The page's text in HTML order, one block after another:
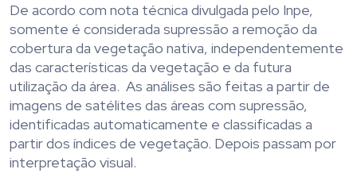
De acordo com nota técnica divulgada pelo Inpe,
somente é considerada supressão a remoção da
cobertura da vegetação nativa, independentemente
das características da vegetação e da futura
utilização da área. As análises são feitas a partir de
imagens de satélites das áreas com supressão,
identificadas automaticamente e classificadas a
partir dos índices de vegetação. Depois passam por
interpretação visual.